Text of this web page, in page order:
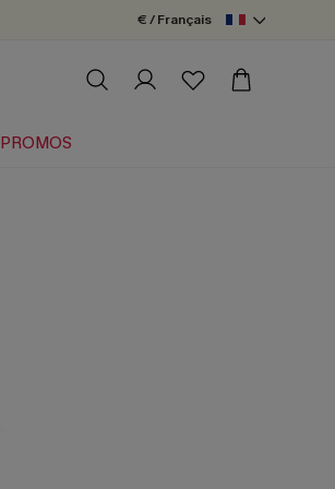
€ / Français
PROMOS